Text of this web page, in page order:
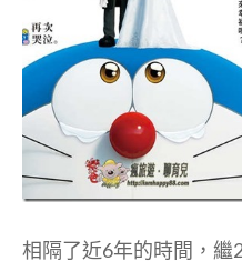
相隔了近6年的時間，繼